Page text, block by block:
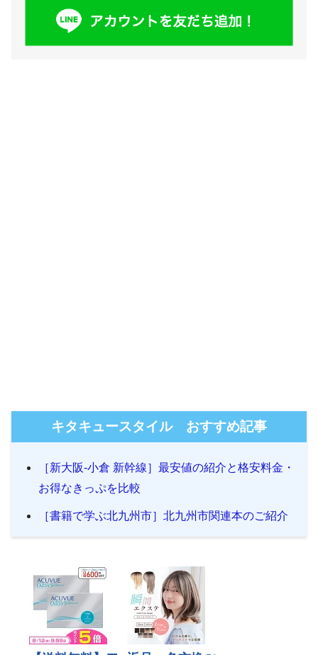
キタキュースタイル おすすめ記事
［新大阪-小倉 新幹線］最安値の紹介と格安料金・
お得なきっぷを比較
［書籍で学ぶ北九州市］北九州市関連本のご紹介